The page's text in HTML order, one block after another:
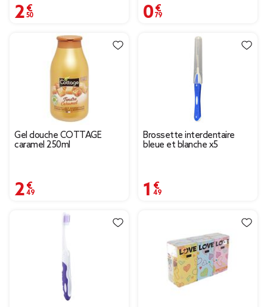
2,50 € 0,79 €
Gel douche COTTAGE
caramel 250ml
2,49 €
Brossette interdentaire
bleue et blanche x5
1,49 €